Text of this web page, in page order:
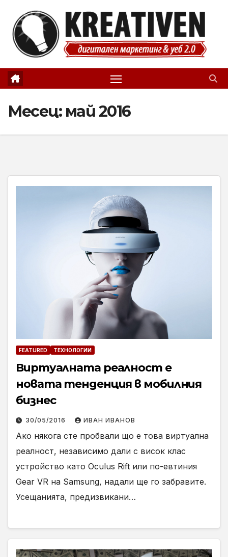
content
Месец: май 2016
FEATURED ТЕХНОЛОГИИ
Виртуалната реалност е
новата тенденция в мобилния
бизнес
30/05/2016 ИВАН ИВАНОВ
Ако някога сте пробвали що е това виртуална
реалност, независимо дали с висок клас
устройство като Oculus Rift или по-евтиния
Gear VR на Samsung, надали ще го забравите.
Усещанията, предизвикани…